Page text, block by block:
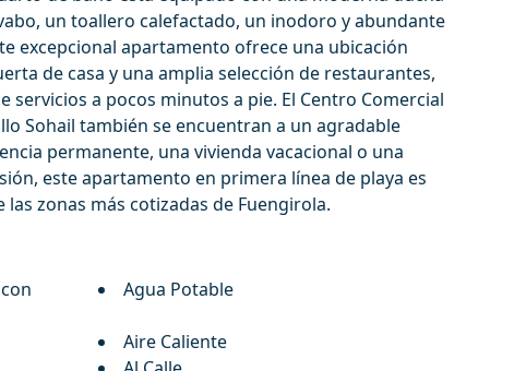
un toallero calefactado, un inodoro y abundante
excepcional apartamento ofrece una ubicación
de casa y una amplia selección de restaurantes,
servicios a pocos minutos a pie. El Centro Comercial
Sohail también se encuentran a un agradable
permanente, ‌una ‌vivienda ‌vacacional ‌o ‌una
‌este ‌apartamento ‌en primera línea ‌de ‌playa ‌es
‌zonas ‌más ‌cotizadas ‌de ‌Fuengirola.
Agua Potable
Aire Caliente